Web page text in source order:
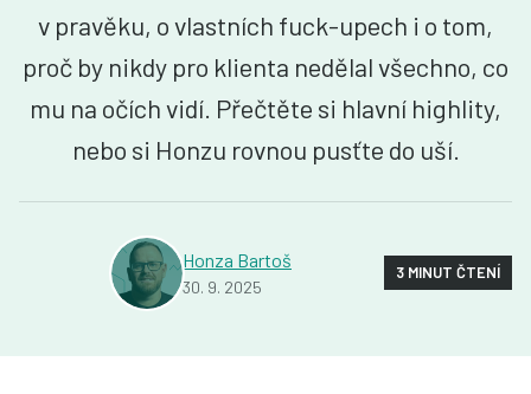
v pravěku, o vlastních fuck-upech i o tom,
proč by nikdy pro klienta nedělal všechno, co
mu na očích vidí. Přečtěte si hlavní highlity,
nebo si Honzu rovnou pusťte do uší.
Honza Bartoš
30. 9. 2025
3 MINUT ČTENÍ